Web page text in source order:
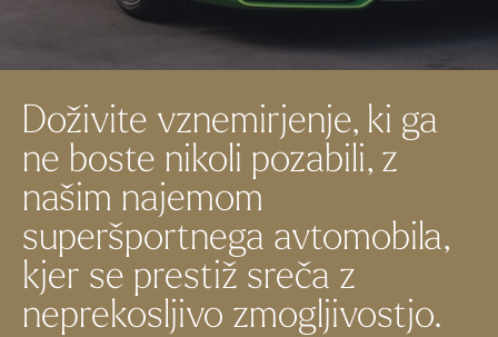
Doživite vznemirjenje, ki ga
ne boste nikoli pozabili, z
našim najemom
superšportnega avtomobila,
kjer se prestiž sreča z
neprekosljivo zmogljivostjo.